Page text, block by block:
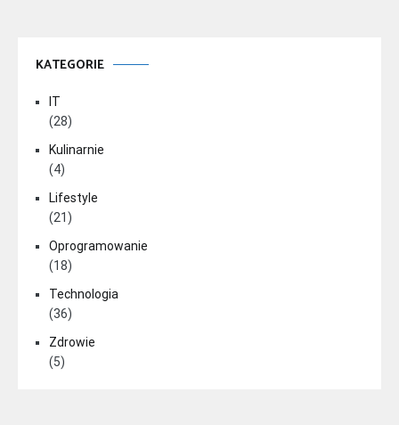
KATEGORIE
IT
(28)
Kulinarnie
(4)
Lifestyle
(21)
Oprogramowanie
(18)
Technologia
(36)
Zdrowie
(5)